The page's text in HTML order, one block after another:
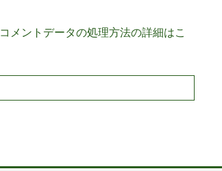
コメントデータの処理方法の詳細はこ